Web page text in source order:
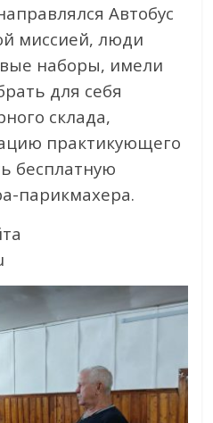
Автобус
миссией, люди
наборы, имели
для себя
склада,
практикующего
бесплатную
парикмахера.